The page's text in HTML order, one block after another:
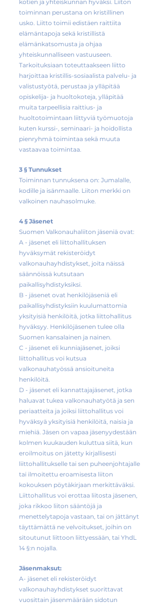
kotien ja yhteiskunnan hyväksi. Liiton
toiminnan perustana on kristillinen
usko. Liitto toimii edistäen raittiita
elämäntapoja sekä kristillistä
elämänkatsomusta ja ohjaa
yhteiskunnalliseen vastuuseen.
Tarkoituksiaan toteuttaakseen liitto
harjoittaa kristillis-sosiaalista palvelu- ja
valistustyötä, perustaa ja ylläpitää
opiskelija- ja huoltokoteja, ylläpitää
muita tarpeellisia raittius- ja
huoltotoimintaan liittyviä työmuotoja
kuten kurssi-, seminaari- ja hoidollista
pienryhmä toimintaa sekä muuta
vastaavaa toimintaa.
3 § Tunnukset
Toiminnan tunnuksena on: Jumalalle,
kodille ja isänmaalle. Liiton merkki on
valkoinen nauhasolmuke.
4 § Jäsenet
Suomen Valkonauhaliiton jäseniä ovat:
A - jäsenet eli liittohallituksen
hyväksymät rekisteröidyt
valkonauhayhdistykset, joita näissä
säännöissä kutsutaan
paikallisyhdistyksiksi.
B - jäsenet ovat henkilöjäseniä eli
paikallisyhdistyksiin kuulumattomia
yksityisiä henkilöitä, jotka liittohallitus
hyväksyy. Henkilöjäsenen tulee olla
Suomen kansalainen ja nainen.
C - jäsenet eli kunniajäsenet, joiksi
liittohallitus voi kutsua
valkonauhatyössä ansioituneita
henkilöitä.
D - jäsenet eli kannattajajäsenet, jotka
haluavat tukea valkonauhatyötä ja sen
periaatteita ja joiksi liittohallitus voi
hyväksyä yksityisiä henkilöitä, naisia ja
miehiä. Jäsen on vapaa jäsenyydestään
kolmen kuukauden kuluttua siitä, kun
eroilmoitus on jätetty kirjallisesti
liittohallitukselle tai sen puheenjohtajalle
tai ilmoitettu eroamisesta liiton
kokouksen pöytäkirjaan merkittäväksi.
Liittohallitus voi erottaa liitosta jäsenen,
joka rikkoo liiton sääntöjä ja
menettelytapoja vastaan, tai on jättänyt
täyttämättä ne velvoitukset, joihin on
sitoutunut liittoon liittyessään, tai YhdL
14 §:n nojalla.
Jäsenmaksut:
A- jäsenet eli rekisteröidyt
valkonauhayhdistykset suorittavat
vuosittain jäsenmäärään sidotun